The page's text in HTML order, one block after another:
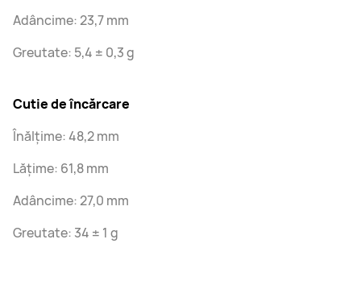
Adâncime: 23,7 mm
Greutate: 5,4 ± 0,3 g
Cutie de încărcare
Înălțime: 48,2 mm
Lățime: 61,8 mm
Adâncime: 27,0 mm
Greutate: 34 ± 1 g